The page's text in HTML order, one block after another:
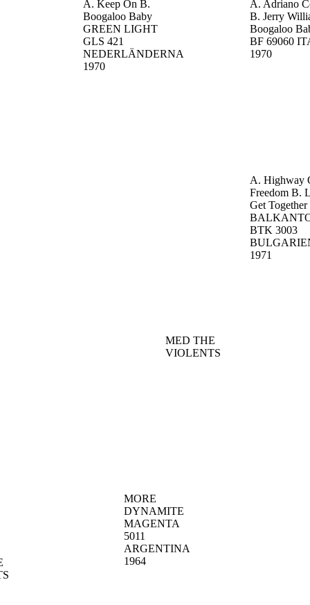
A. Adriano
B. Jerry
Boogaloo
BF 69060
1970
A. Keep On B.
Boogaloo Baby
GREEN LIGHT
GLS 421
NEDERLÄNDERNA
1970
A. Highway
Freedom B.
Get Together
BTK 3003
1971
MORE
DYNAMITE
MAGENTA
5011
ARGENTINA
1964
MED THE
VIOLENTS